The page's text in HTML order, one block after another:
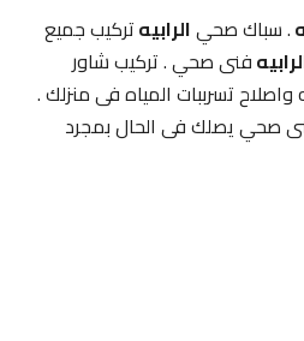
صحيالرابيهتركيب جميع
فنى صحي . تركيب شاور
تسرببات المياه فى منزلك .
يصلك فى الحال بمجرد